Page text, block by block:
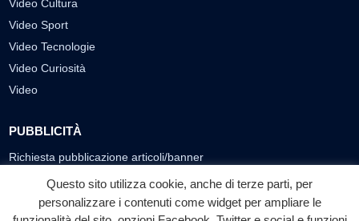
Video Cultura
Video Sport
Video Tecnologie
Video Curiosità
Video
PUBBLICITÀ
Richiesta pubblicazione articoli/banner
SEGUICI SUI SOCIAL
Questo sito utilizza cookie, anche di terze parti, per
personalizzare i contenuti come widget per ampliare le